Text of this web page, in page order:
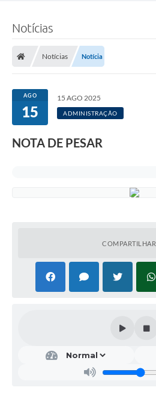
Notícias
Notícias Notícia
AGO
15
15 AGO 2025
ADMINISTRAÇÃO
NOTA DE PESAR
COMPARTILHAR